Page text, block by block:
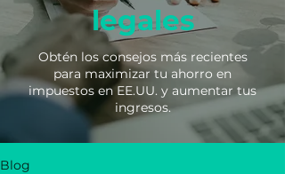
legales
Obtén los consejos más recientes
para maximizar tu ahorro en
impuestos en EE.UU. y aumentar tus
ingresos.
Blog